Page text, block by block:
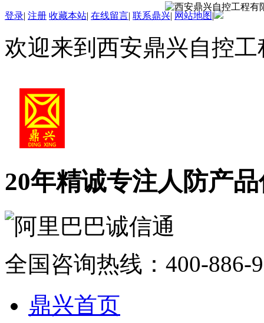
登录| 注册 收藏本站| 在线留言| 联系鼎兴| 网站地图|
欢迎来到西安鼎兴自控
20年精诚专注人防产
全国咨询热线： 400-886-
鼎兴首页